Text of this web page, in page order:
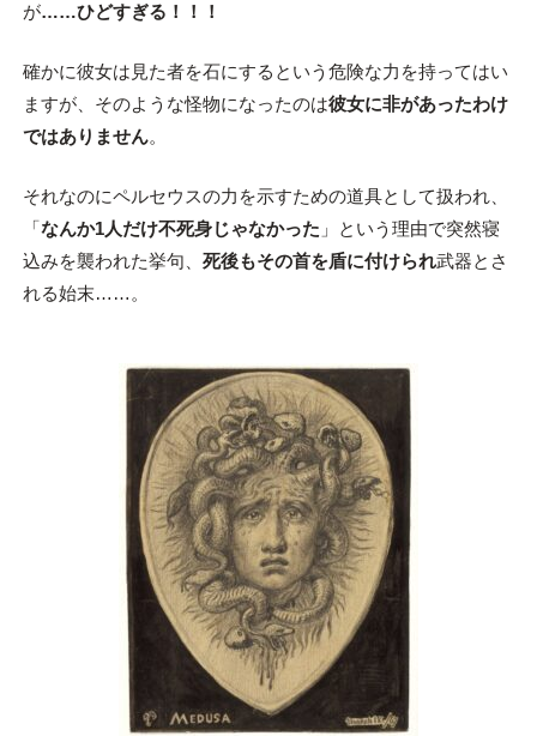
が……ひどすぎる！！！
確かに彼女は見た者を石にするという危険な力を持ってはい
ますが、そのような怪物になったのは彼女に非があったわけ
ではありません。
それなのにペルセウスの力を示すための道具として扱われ、
「なんか1人だけ不死身じゃなかった 」という理由で突然寝
込みを襲われた挙句、 死後もその首を盾に付けられ武器とさ
れる始末……。